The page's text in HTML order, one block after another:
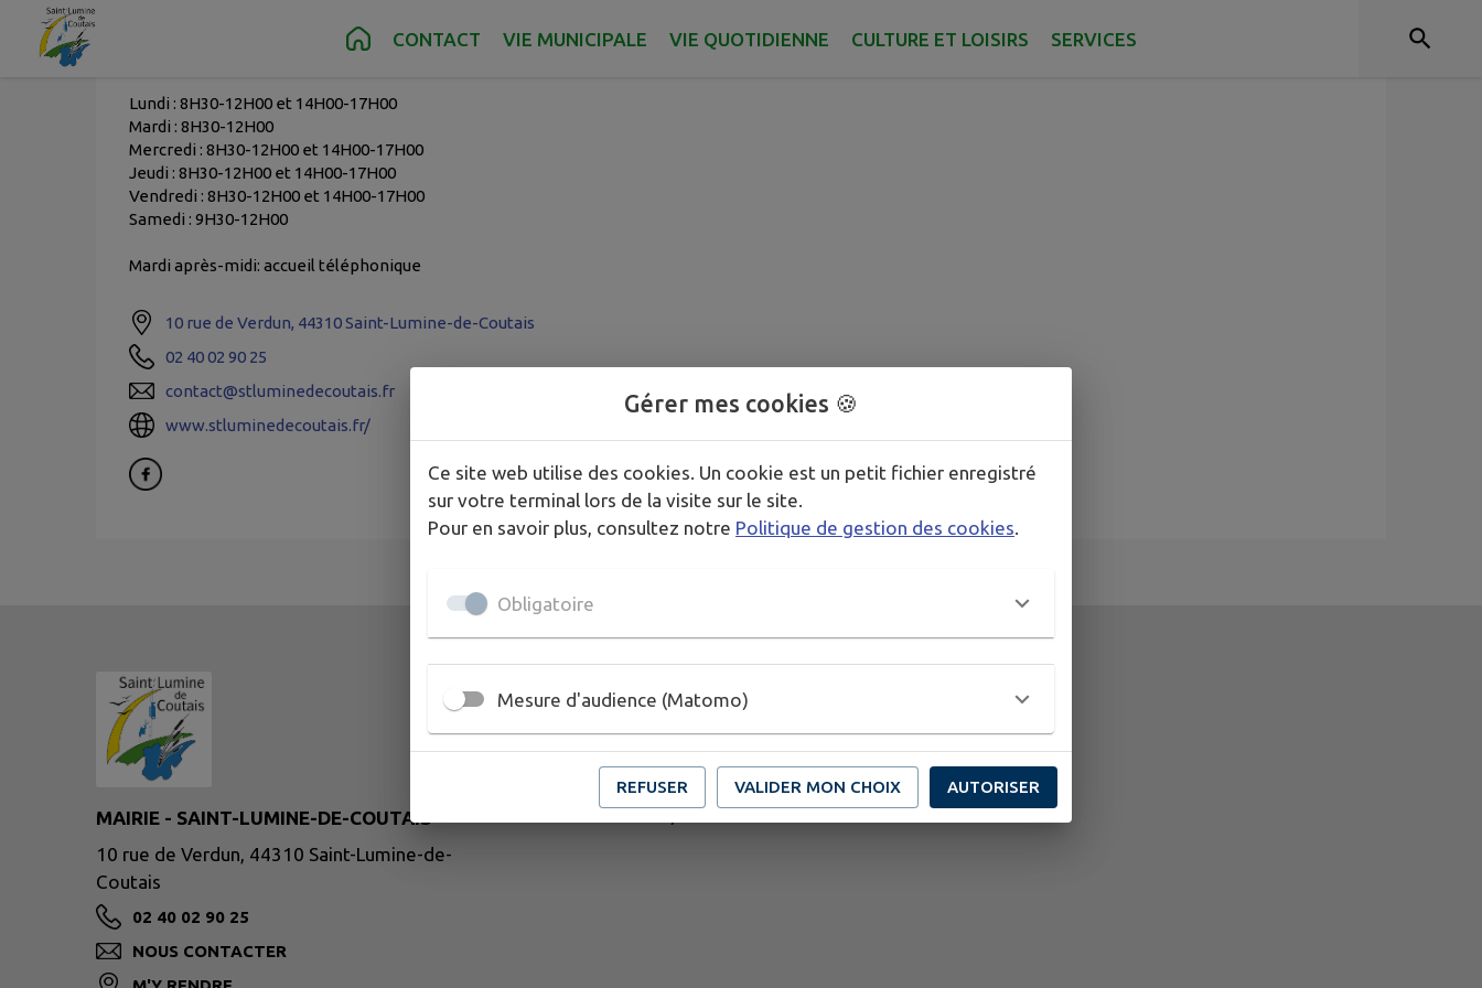
Contenu Pied de pageCONTACT VIE MUNICIPALE VIE QUOTIDIENNE CULTURE ET LOISIRS SERVICES
Lundi : 8H30-12H00 et 14H00-17H00
Mardi : 8H30-12H00
Mercredi : 8H30-12H00 et 14H00-17H00
Jeudi : 8H30-12H00 et 14H00-17H00
Vendredi : 8H30-12H00 et 14H00-17H00
Samedi : 9H30-12H00
Mardi après-midi: accueil téléphonique
10 rue de Verdun, 44310 Saint-Lumine-de-Coutais
02 40 02 90 25
contact@stluminedecoutais.fr
www.stluminedecoutais.fr/
MAIRIE - SAINT-LUMINE-DE-COUTAIS
10 rue de Verdun, 44310 Saint-Lumine-de-
Coutais
02 40 02 90 25
NOUS CONTACTER
- Lundi, Mercredi, Jeudi et Vendredi : 8h30 /
12h00 - 14h00 / 17h00
- Mardi : 8h30 / 12h00
- Samedi : 9h30 / 12h00
Gérer mes cookies 🍪
Ce site web utilise des cookies. Un cookie est un petit fichier enregistré
sur votre terminal lors de la visite sur le site.
Pour en savoir plus, consultez notre Politique de gestion des cookies.
Obligatoire
Mesure d'audience (Matomo)
REFUSER VALIDER MON CHOIX AUTORISER